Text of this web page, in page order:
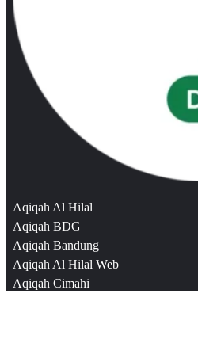
Aqiqah Al Hilal
Aqiqah BDG
Aqiqah Bandung
Aqiqah Al Hilal Web
Aqiqah Cimahi